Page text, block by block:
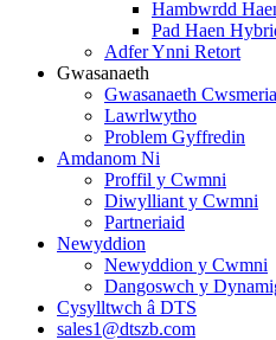
Hambwrdd
Pad Haen
Adfer Ynni Retort
Gwasanaeth
Gwasanaeth
Lawrlwytho
Problem Gyffredin
Amdanom Ni
Proffil y Cwmni
Diwylliant y Cwmni
Partneriaid
Newyddion
Newyddion y Cwmni
Dangoswch y
Cysylltwch â DTS
sales1@dtszb.com